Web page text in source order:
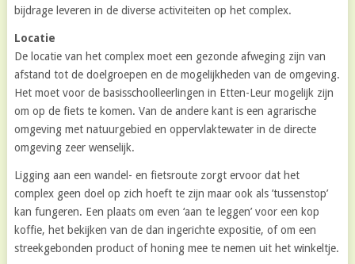
bijdrage leveren in de diverse activiteiten op het complex.
Locatie
De locatie van het complex moet een gezonde afweging zijn van
afstand tot de doelgroepen en de mogelijkheden van de omgeving.
Het moet voor de basisschoolleerlingen in Etten-Leur mogelijk zijn
om op de fiets te komen. Van de andere kant is een agrarische
omgeving met natuurgebied en oppervlaktewater in de directe
omgeving zeer wenselijk.
Ligging aan een wandel- en fietsroute zorgt ervoor dat het
complex geen doel op zich hoeft te zijn maar ook als ’tussenstop’
kan fungeren. Een plaats om even ‘aan te leggen’ voor een kop
koffie, het bekijken van de dan ingerichte expositie, of om een
streekgebonden product of honing mee te nemen uit het winkeltje.